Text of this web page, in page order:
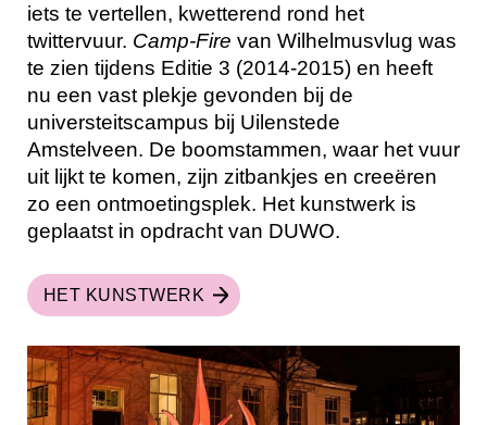
iets te vertellen, kwetterend rond het
twittervuur. Camp-Fire van Wilhelmusvlug was
te zien tijdens Editie 3 (2014-2015) en heeft
nu een vast plekje gevonden bij de
universteitscampus bij Uilenstede
Amstelveen. De boomstammen, waar het vuur
uit lijkt te komen, zijn zitbankjes en creeëren
zo een ontmoetingsplek. Het kunstwerk is
geplaatst in opdracht van DUWO.
HET KUNSTWERK